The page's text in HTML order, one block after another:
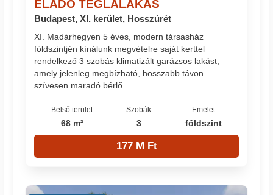
ELADÓ TÉGLALAKÁS
Budapest, XI. kerület, Hosszúrét
XI. Madárhegyen 5 éves, modern társasház
földszintjén kínálunk megvételre saját kerttel
rendelkező 3 szobás klimatizált garázsos lakást,
amely jelenleg megbízható, hosszabb távon
szívesen maradó bérlő...
Belső terület
68 m²
Szobák
3
Emelet
földszint
177 M Ft